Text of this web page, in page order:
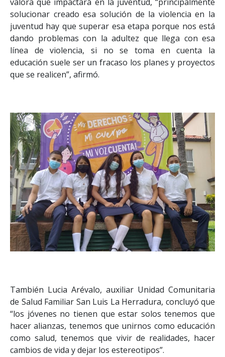
solucionar creado esa solución de la violencia en la
juventud hay que superar esa etapa porque nos está
dando problemas con la adultez que llega con esa
línea de violencia, si no se toma en cuenta la
educación suele ser un fracaso los planes y proyectos
que se realicen”, afirmó.
También Lucia Arévalo, auxiliar Unidad Comunitaria
de Salud Familiar San Luis La Herradura, concluyó que
“los jóvenes no tienen que estar solos tenemos que
hacer alianzas, tenemos que unirnos como educación
como salud, tenemos que vivir de realidades, hacer
cambios de vida y dejar los estereotipos”.